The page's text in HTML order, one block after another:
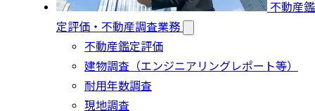
不動産鑑
定評価・不動産調査業務
不動産鑑定評価
建物調査（エンジニアリングレポート等）
耐用年数調査
現地調査